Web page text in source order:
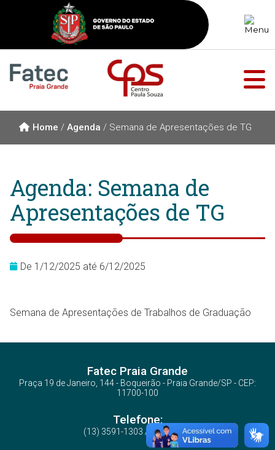
Home / Agenda / Semana de Apresentações de TG
Agenda: Semana de
Apresentações de TG
De 1/12/2025 até 6/12/2025
Semana de Apresentações de Trabalhos de Graduação
Fatec Praia Grande
Praça 19 de Janeiro, 144 - Boqueirão - Praia Grande/SP - CEP:
11700-100
Telefone:
(13) 3591-1303 / 3591-6968